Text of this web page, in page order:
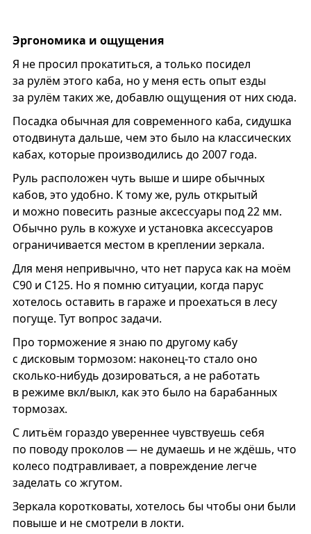
Эргономика и ощущения
Я не просил прокатиться, а только посидел
за рулём этого каба, но у меня есть опыт езды
за рулём таких же, добавлю ощущения от них сюда.
Посадка обычная для современного каба, сидушка
отодвинута дальше, чем это было на классических
кабах, которые производились до 2007 года.
Руль расположен чуть выше и шире обычных
кабов, это удобно. К тому же, руль открытый
и можно повесить разные аксессуары под 22 мм.
Обычно руль в кожухе и установка аксессуаров
ограничивается местом в креплении зеркала.
Для меня непривычно, что нет паруса как на моём
С90 и С125. Но я помню ситуации, когда парус
хотелось оставить в гараже и проехаться в лесу
погуще. Тут вопрос задачи.
Про торможение я знаю по другому кабу
с дисковым тормозом: наконец-то стало оно
сколько-нибудь дозироваться, а не работать
в режиме вкл/выкл, как это было на барабанных
тормозах.
С литьём гораздо увереннее чувствуешь себя
по поводу проколов — не думаешь и не ждёшь, что
колесо подтравливает, а повреждение легче
заделать со жгутом.
Зеркала коротковаты, хотелось бы чтобы они были
повыше и не смотрели в локти.